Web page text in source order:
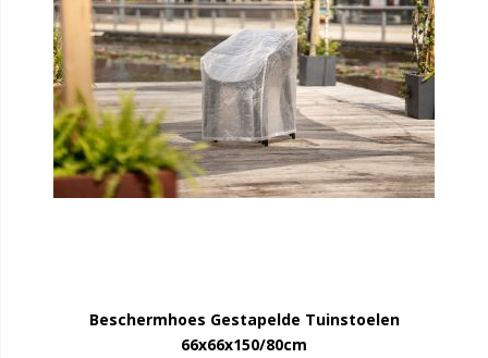
Beschermhoes Gestapelde Tuinstoelen
66x66x150/80cm